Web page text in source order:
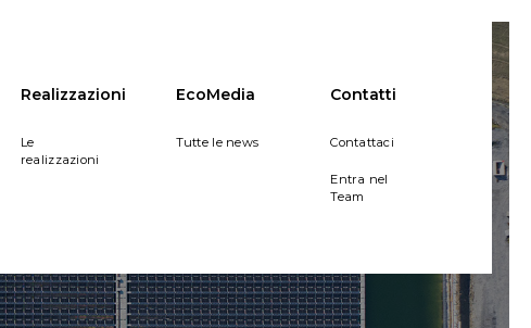
Realizzazioni
Le
realizzazioni
EcoMedia
Tutte le news
Contatti
Contattaci
Entra nel
Team